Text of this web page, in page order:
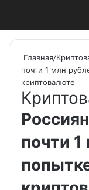
Главная/
почти 1 млн
криптовалюте
почти